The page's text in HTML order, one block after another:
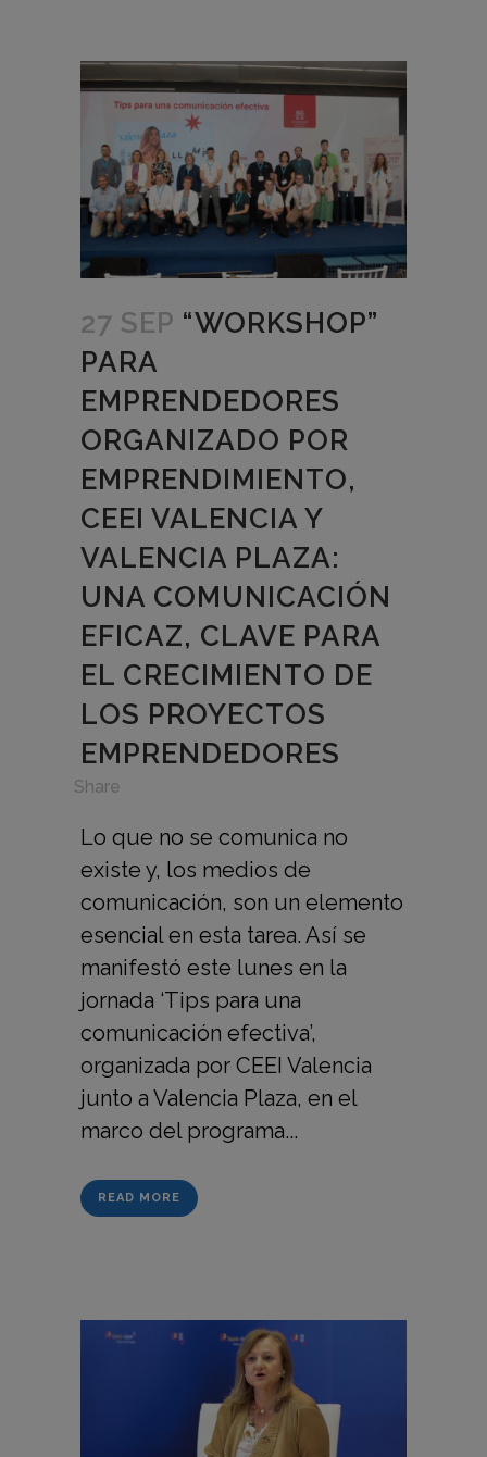
27 SEP “WORKSHOP”
PARA
EMPRENDEDORES
ORGANIZADO POR
EMPRENDIMIENTO,
CEEI VALENCIA Y
VALENCIA PLAZA:
UNA COMUNICACIÓN
EFICAZ, CLAVE PARA
EL CRECIMIENTO DE
LOS PROYECTOS
EMPRENDEDORES
Share
Lo que no se comunica no
existe y, los medios de
comunicación, son un elemento
esencial en esta tarea. Así se
manifestó este lunes en la
jornada ‘Tips para una
comunicación efectiva’,
organizada por CEEI Valencia
junto a Valencia Plaza, en el
marco del programa...
READ MORE